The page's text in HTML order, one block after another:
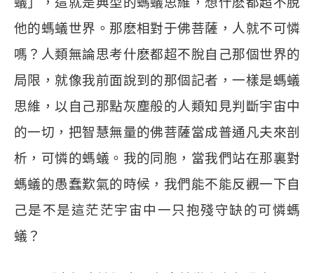
他的螞蟻世界。那麽相對于佛菩薩，人就不可憐
嗎？人類無論思考什麽都超不脫自己那個世界的
局限，就像我前面說到的那個記者，一樣是螞蟻
思維，以自己那點灰塵般的人類知見判斷宇宙中
的一切，把智慧無量的佛菩薩當成普通凡夫來剖
析，可憐的螞蟻。我的同胞，當我們站在那裏對
螞蟻的愚蠢歎氣的時候，我們能不能反觀一下自
己是不是這茫茫宇宙中一只抱殘守缺的可憐螞
蟻？